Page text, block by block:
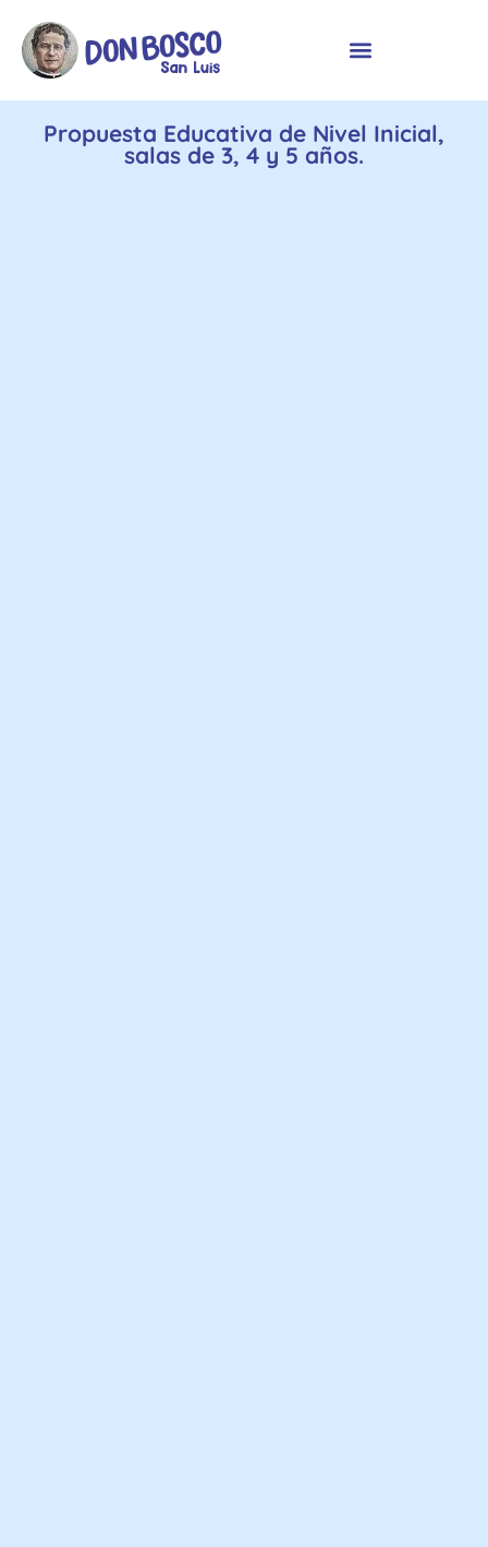
Propuesta Educativa de Nivel Inicial,
salas de 3, 4 y 5 años.